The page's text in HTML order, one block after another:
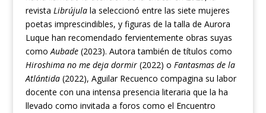
revista Librújulala seleccionó entre las siete mujeres
poetas imprescindibles, y figuras de la talla de Aurora
Luque han recomendado fervientemente obras suyas
comoAubade(2023). Autora también de títulos como
Hiroshima no me deja dormir(2022) o Fantasmas de la
Atlántida(2022), Aguilar Recuenco compagina su labor
docente con una intensa presencia literaria que la ha
llevado como invitada a foros como el Encuentro